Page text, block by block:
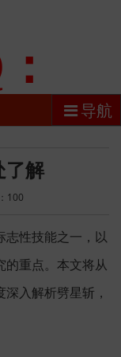
导航
了解
100
志性技能之一，以
的重点。本文将从
入解析劈星斩，